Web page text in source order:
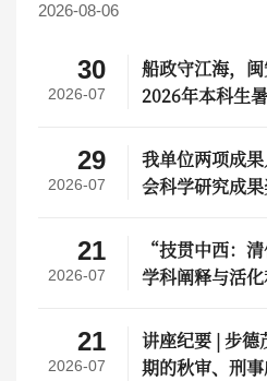
2026-08-06
30
2026-07
船政守江海，
2026年本科生
29
2026-07
我单位两项成
会科学研究成
21
2026-07
“技贯中西：
学科阐释与活
21
2026-07
讲座纪要 | 步德
期的秋审、刑